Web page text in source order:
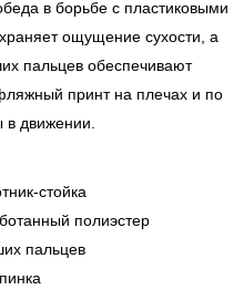
в борьбе с пластиковыми
ощущение сухости, а
пальцев обеспечивают
принт на плечах и по
в движении.
стойка
полиэстер
пальцев